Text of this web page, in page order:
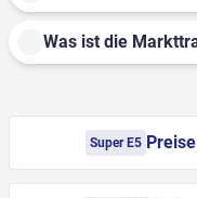
Was ist die
Super E5